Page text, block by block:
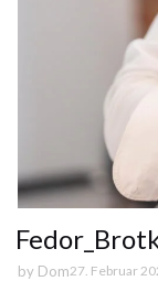
by Dom27. Februar